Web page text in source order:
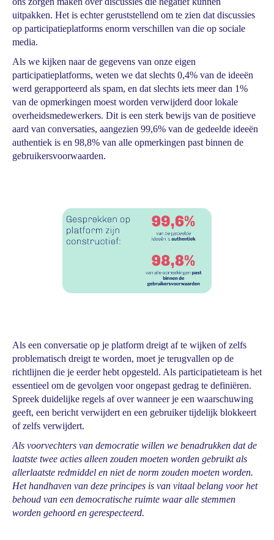
uitpakken. Het is echter geruststellend om te zien dat discussies
op participatieplatforms enorm verschillen van die op sociale
media.
Als we kijken naar de gegevens van onze eigen
participatieplatforms, weten we dat slechts 0,4% van de ideeën
werd gerapporteerd als spam, en dat slechts iets meer dan 1%
van de opmerkingen moest worden verwijderd door lokale
overheidsmedewerkers. Dit is een sterk bewijs van de positieve
aard van conversaties, aangezien 99,6% van de gedeelde ideeën
authentiek is en 98,8% van alle opmerkingen past binnen de
gebruikersvoorwaarden.
Als een conversatie op je platform dreigt af te wijken of zelfs
problematisch dreigt te worden, moet je terugvallen op de
richtlijnen die je eerder hebt opgesteld. Als participatieteam is het
essentieel om de gevolgen voor ongepast gedrag te definiëren.
Spreek duidelijke regels af over wanneer je een waarschuwing
geeft, een bericht verwijdert en een gebruiker tijdelijk blokkeert
of zelfs verwijdert.
Als voorvechters van democratie willen we benadrukken dat de
laatste twee acties alleen zouden moeten worden gebruikt als
allerlaatste redmiddel en niet de norm zouden moeten worden.
Het handhaven van deze principes is van vitaal belang voor het
behoud van een democratische ruimte waar alle stemmen
worden gehoord en gerespecteerd.